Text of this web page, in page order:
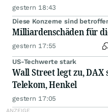
gestern 18:43
Diese Konzerne sind
Milliardenschäden für
gestern 17:55
US-Techwerte stark
Wall Street legt zu, DAX
Telekom, Henkel
gestern 17:05